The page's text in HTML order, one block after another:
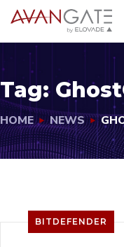
Tag:
HOME NEWS
BITDEFENDER